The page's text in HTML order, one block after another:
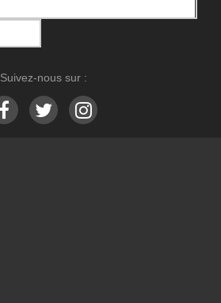
Suivez-nous sur :